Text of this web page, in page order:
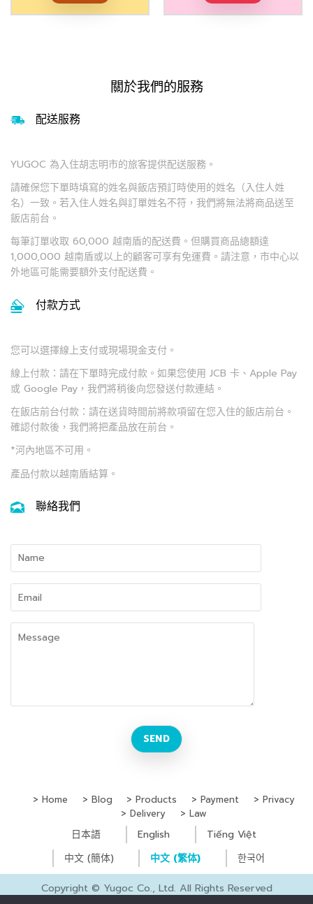
關於我們的服務
配送服務
YUGOC 為入住胡志明市的旅客提供配送服務。
請確保您下單時填寫的姓名與飯店預訂時使用的姓名（入住人姓
名）一致。若入住人姓名與訂單姓名不符，我們將無法將商品送至
飯店前台。
每筆訂單收取 60,000 越南盾的配送費。但購買商品總額達
1,000,000 越南盾或以上的顧客可享有免運費。請注意，市中心以
外地區可能需要額外支付配送費。
付款方式
您可以選擇線上支付或現場現金支付。
線上付款：請在下單時完成付款。如果您使用 JCB 卡、Apple Pay
或 Google Pay，我們將稍後向您發送付款連結。
在飯店前台付款：請在送貨時間前將款項留在您入住的飯店前台。
確認付款後，我們將把產品放在前台。
*河內地區不可用。
產品付款以越南盾結算。
聯絡我們
Home Blog Products Payment
Privacy
Delivery
Law
日本語 English
Tiếng Việt
中文 (簡体)
中文 (繁体) 한국어
Copyright © Yugoc Co., Ltd. All Rights Reserved